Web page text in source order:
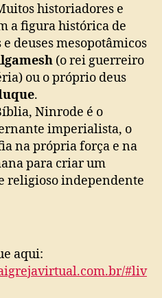
historiadores e
a figura histórica de
deuses mesopotâmicos
(o rei guerreiro
ou o próprio deus
.
Ninrode é o
imperialista, o
na própria força e na
para criar um
religioso independente
aqui:
#liv